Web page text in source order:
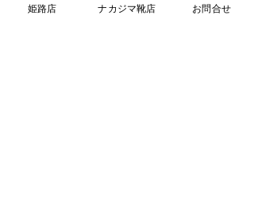
姫路店 ナカジマ靴店 お問合せ